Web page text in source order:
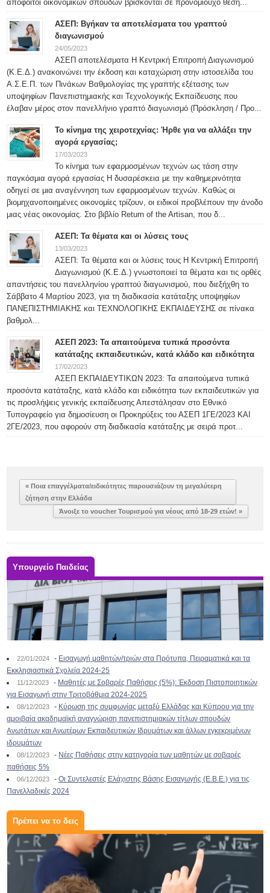
απόφοιτοι οικονομικών σπουδών βρίσκονται σε προνομιούχο θέση...
ΑΣΕΠ: Βγήκαν τα αποτελέσματα του γραπτού
διαγωνισμού
24/05/2023
ΑΣΕΠ αποτελέσματα Η Κεντρική Επιτροπή Διαγωνισμού
(Κ.Ε.Δ.) ανακοινώνει την έκδοση και καταχώριση στην ιστοσελίδα του
Α.Σ.Ε.Π. των Πινάκων Βαθμολογίας της γραπτής εξέτασης των
υποψηφίων Πανεπιστημιακής και Τεχνολογικής Εκπαίδευσης που
έλαβαν μέρος στον πανελλήνιο γραπτό διαγωνισμό (Πρόσκληση / Προ...
Το κίνημα της χειροτεχνίας: Ήρθε για να αλλάξει την
αγορά εργασίας;
17/03/2023
Το κίνημα των εφαρμοσμένων τεχνών ως τάση στην
παγκόσμια αγορά εργασίας Η δυσαρέσκεια με την καθημερινότητα
οδηγεί σε μια αναγέννηση των εφαρμοσμένων τεχνών. Καθώς οι
βιομηχανοποιημένες οικονομίες τρίζουν, οι ειδικοί προβλέπουν την άνοδο
μιας νέας οικονομίας. Στο βιβλίο Return of the Artisan, που δ...
ΑΣΕΠ: Τα θέματα και οι λύσεις τους
13/03/2023
ΑΣΕΠ: Τα θέματα και οι λύσεις τους H Κεντρική Επιτροπή
Διαγωνισμού (Κ.Ε.Δ.) γνωστοποιεί τα θέματα και τις ορθές
απαντήσεις του πανελληνίου γραπτού διαγωνισμού, που διεξήχθη το
Σάββατο 4 Μαρτίου 2023, για τη διαδικασία κατάταξης υποψηφίων
ΠΑΝΕΠΙΣΤΗΜΙΑΚΗΣ και ΤΕΧΝΟΛΟΓΙΚΗΣ ΕΚΠΑΙΔΕΥΣΗΣ σε πίνακα
βαθμολ...
ΑΣΕΠ 2023: Τα απαιτούμενα τυπικά προσόντα
κατάταξης εκπαιδευτικών, κατά κλάδο και ειδικότητα
17/02/2023
ΑΣΕΠ ΕΚΠΑΙΔΕΥΤΙΚΩΝ 2023: Τα απαιτούμενα τυπικά
προσόντα κατάταξης, κατά κλάδο και ειδικότητα των εκπαιδευτικών για
τις προσλήψεις γενικής εκπαίδευσης Απεστάλησαν στο Εθνικό
Τυπογραφείο για δημοσίευση οι Προκηρύξεις του ΑΣΕΠ 1ΓΕ/2023 ΚΑΙ
2ΓΕ/2023, που αφορούν στη διαδικασία κατάταξης με σειρά προτ...
« Ποια επαγγέλματα/ειδικότητες παρουσιάζουν τη μεγαλύτερη
ζήτηση στην Ελλάδα
Άνοιξε το voucher Τουρισμού για νέους από 18-29 ετών! »
Υπουργείο Παιδείας
22/01/2024 - Εισαγωγή μαθητών/τριών στα Πρότυπα, Πειραματικά και τα
Εκκλησιαστικά Σχολεία 2024-25
11/12/2023 - Μαθητές με Σοβαρές Παθήσεις (5%): Έκδοση Πιστοποιητικών
για Εισαγωγή στην Τριτοβάθμια 2024-2025
08/12/2023 - Κύρωση της συμφωνίας μεταξύ Ελλάδας και Κύπρου για την
αμοιβαία ακαδημαϊκή αναγνώριση πανεπιστημιακών τίτλων σπουδών
Ανωτάτων και Ανωτέρων Εκπαιδευτικών Ιδρυμάτων και άλλων εγκεκριμένων
ιδρυμάτων
08/12/2023 - Νέες Παθήσεις στην κατηγορία των μαθητών με σοβαρές
παθήσεις 5%
06/12/2023 -Οι Συντελεστές Ελάχιστης Βάσης Εισαγωγής (Ε.Β.Ε.) για τις
Πανελλαδικές 2024
Πρέπει να το δεις